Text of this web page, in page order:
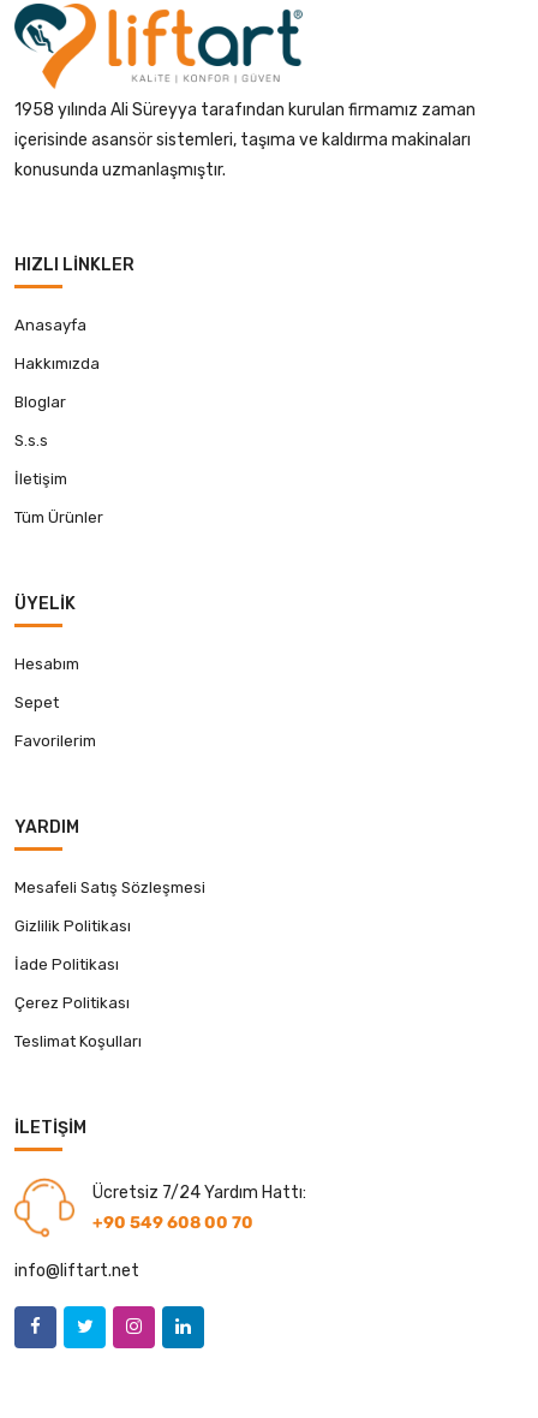
1958 yılında Ali Süreyya tarafından kurulan firmamız zaman
içerisinde asansör sistemleri, taşıma ve kaldırma makinaları
konusunda uzmanlaşmıştır.
HIZLI LINKLER
Anasayfa
Hakkımızda
Bloglar
S.s.s
İletişim
Tüm Ürünler
ÜYELIK
Hesabım
Sepet
Favorilerim
YARDIM
Mesafeli Satış Sözleşmesi
Gizlilik Politikası
İade Politikası
Çerez Politikası
Teslimat Koşulları
İLETIŞIM
Ücretsiz 7/24 Yardım Hattı:
+90 549 608 00 70
info@liftart.net